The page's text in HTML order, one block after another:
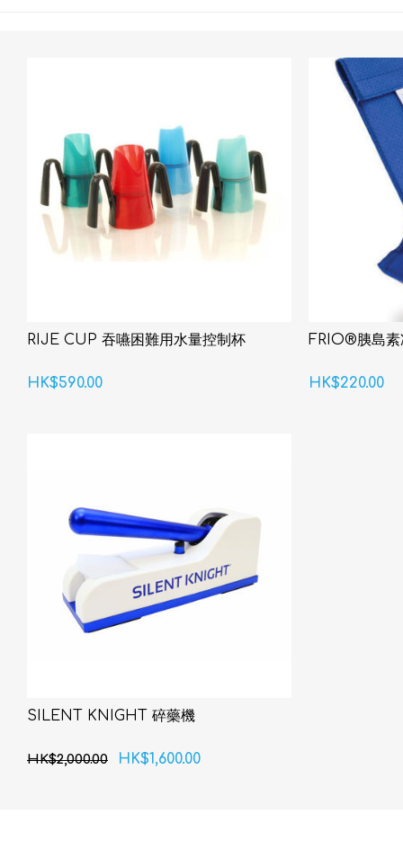
RIJE CUP 吞嚥困難用水量控制杯
HK$590.00
FRIO®胰島素
HK$220.00
SILENT KNIGHT 碎藥機
HK$2,000.00 HK$1,600.00